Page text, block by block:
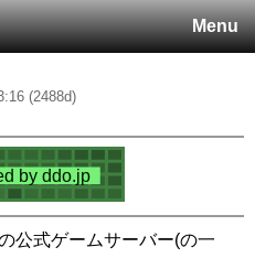
Menu
(2488d)
公式ゲームサーバー(の一